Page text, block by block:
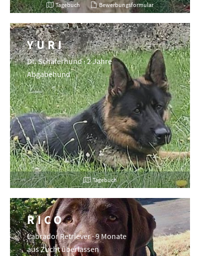
Tagebuch Bewerbungsformular
YURI
Dt. Schäferhund · 2 Jahre
Abgabehund
Tagebuch
RICO
Labrador Retriever · 9 Monate
aus Zucht überlassen